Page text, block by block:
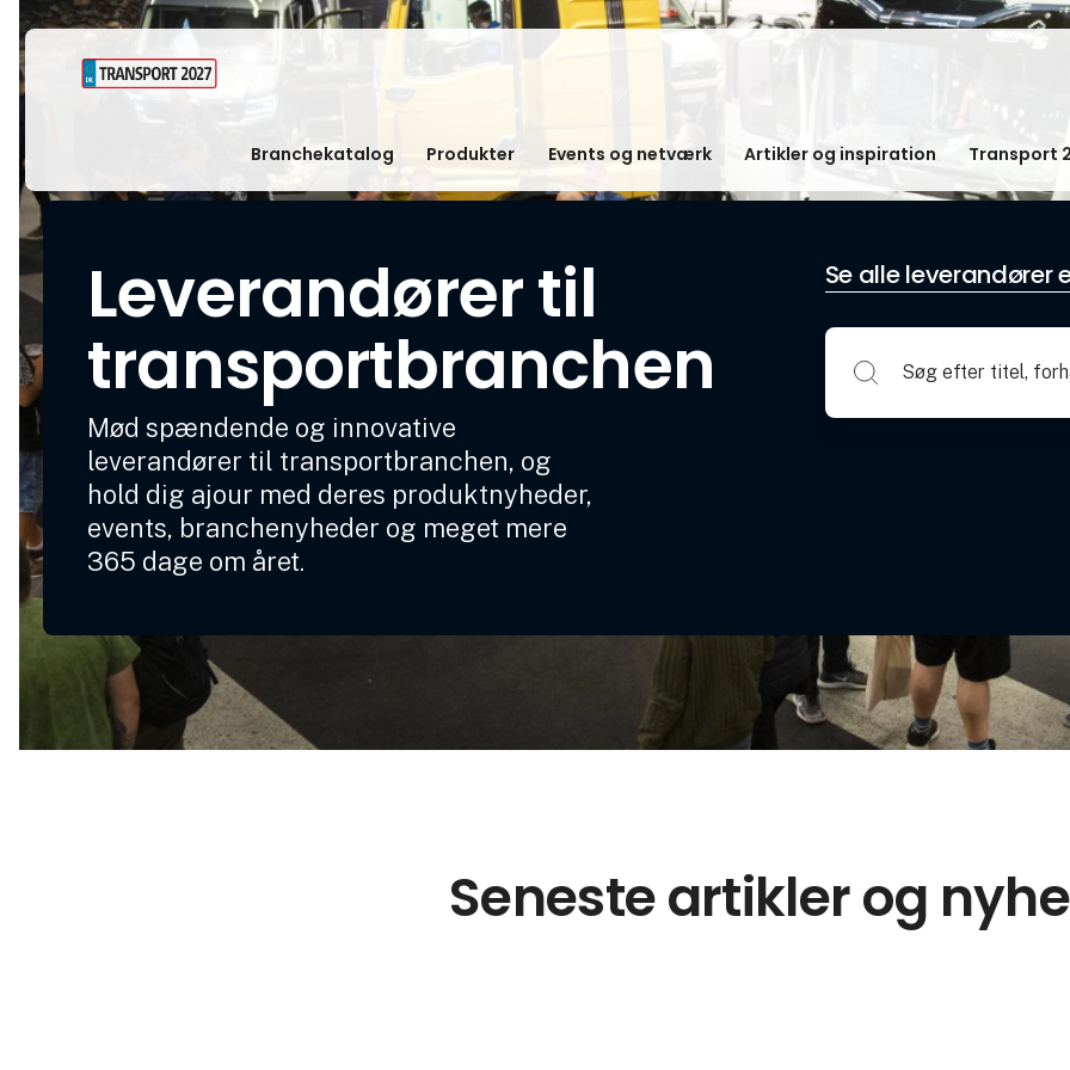
Branchekatalog Produkter Events og netværk Artikler og inspiration Transport
Leverandører til
transportbranchen
Mød spændende og innovative
leverandører til transportbranchen, og
hold dig ajour med deres produktnyheder,
events, branchenyheder og meget mere
365 dage om året.
Se alle leverandører
Seneste artikler og